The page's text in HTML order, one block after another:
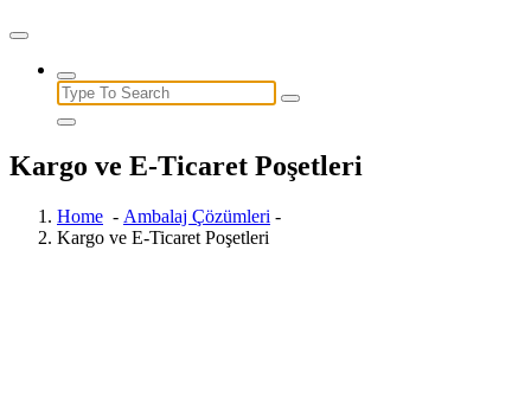
Search
for:
Kargo ve E-Ticaret Poşetleri
Home - Ambalaj Çözümleri -
Kargo ve E-Ticaret Poşetleri